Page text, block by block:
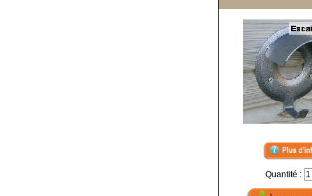
Quantité :